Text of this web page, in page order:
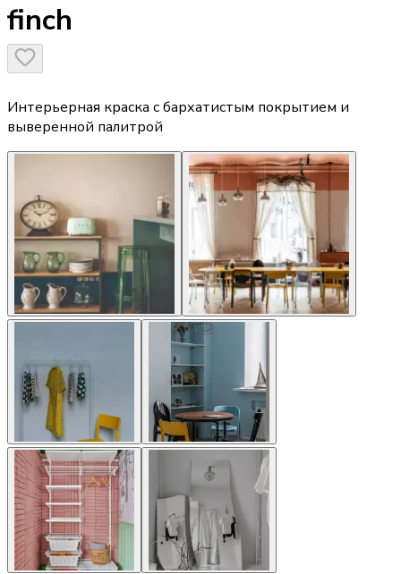
finch
Интерьерная краска с бархатистым покрытием и
выверенной палитрой